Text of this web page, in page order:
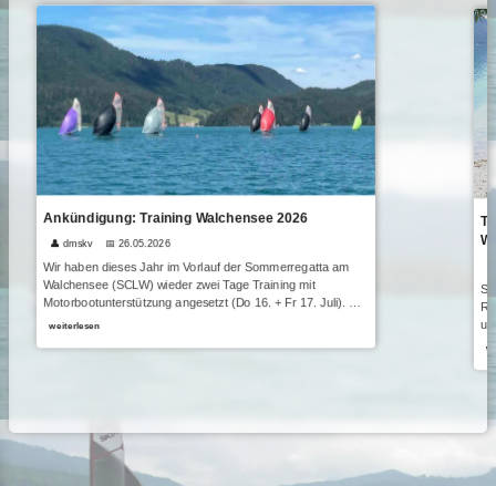
Ankündigung: Training Walchensee 2026
👤 dmskv 📅 26.05.2026
Wir haben dieses Jahr im Vorlauf der Sommerregatta am
Walchensee (SCLW) wieder zwei Tage Training mit
Motorbootunterstützung angesetzt (Do 16. + Fr 17. Juli). …
weiterlesen